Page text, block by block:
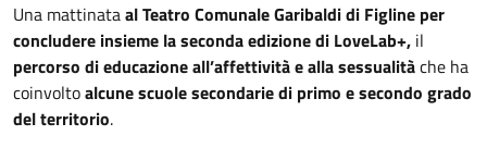
Una mattinataal Teatro Comunale Garibaldi di Figline per
concludere insieme la seconda edizione di LoveLab+, il
percorso di educazione all’affettività e alla sessualitàche ha
coinvoltoalcune scuole secondarie di primo e secondo grado
del territorio.